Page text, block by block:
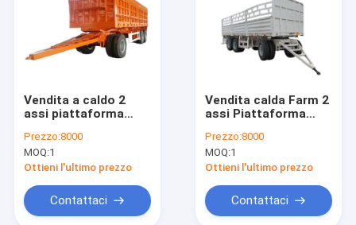
Vendita a caldo 2
assi piattaforma
a letto piatto traino
pieno rimorchio con
scala
Prezzo:8000
MOQ:1
Ottieni l'ultimo prezzo
Contattaci
Vendita calda Farm 2
assi Piattaforma
recinzione di traino
Full trailer con scala
Prezzo:8000
MOQ:1
Ottieni l'ultimo prezzo
Contattaci